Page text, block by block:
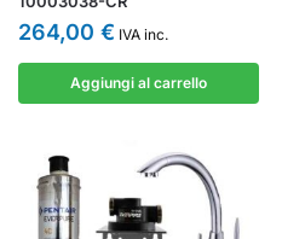
264,00 € IVA inc.
Aggiungi al carrello